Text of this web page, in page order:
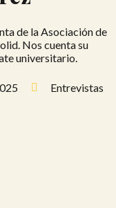
de la Asociación de
Nos cuenta su
universitario.
Entrevistas